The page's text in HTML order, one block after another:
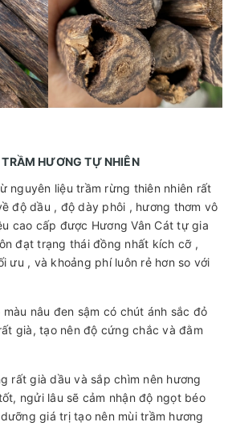
HƯƠNG TỰ NHIÊN
nguyên liệu trầm rừng thiên nhiên rất
độ dầu , độ dày phôi , hương thơm vô
cao cấp được Hương Vân Cát tự gia
đạt trạng thái đồng nhất kích cỡ ,
ưu , và khoảng phí luôn rẻ hơn so với
nâu đen sậm có chút ánh sắc đỏ
già, tạo nên độ cứng chắc và đằm
rất già dầu và sắp chìm nên hương
ngửi lâu sẽ cảm nhận độ ngọt béo
giá trị tạo nên mùi trầm hương